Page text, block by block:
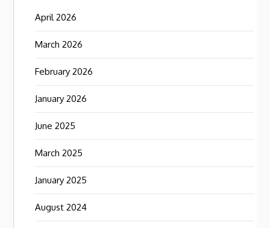
April 2026
March 2026
February 2026
January 2026
June 2025
March 2025
January 2025
August 2024